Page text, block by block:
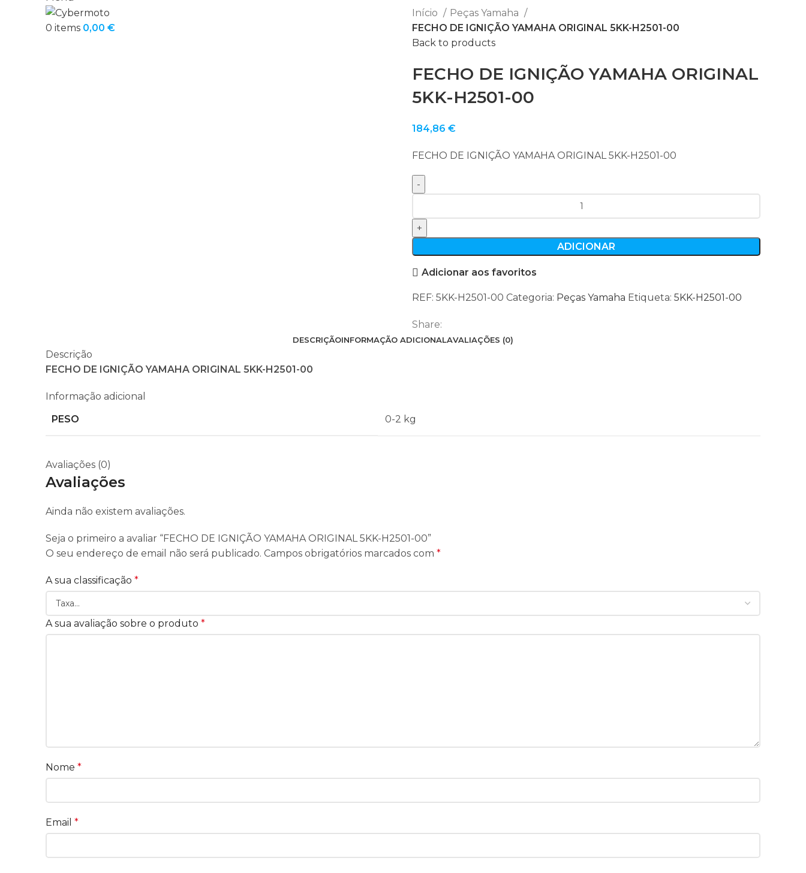
0 items 0,00 €
Início
Peças Yamaha
FECHO DE IGNIÇÃO YAMAHA ORIGINAL 5KK-H2501-00
Back to products
FECHO DE IGNIÇÃO YAMAHA ORIGINAL
5KK-H2501-00
184,86 €
FECHO DE IGNIÇÃO YAMAHA ORIGINAL 5KK-H2501-00
de
FECHO
YAMAHA
H2501-
00
ADICIONAR
Adicionar aos favoritos
REF: 5KK-H2501-00 Categoria: Peças Yamaha Etiqueta: 5KK-H2501-00
Share:
DESCRIÇÃOINFORMAÇÃO ADICIONALAVALIAÇÕES (0)
Descrição
FECHO DE IGNIÇÃO YAMAHA ORIGINAL 5KK-H2501-00
Informação adicional
PESO
0-2 kg
Avaliações (0)
Avaliações
Ainda não existem avaliações.
Seja o primeiro a avaliar “FECHO DE IGNIÇÃO YAMAHA ORIGINAL 5KK-H2501-00”
O seu endereço de email não será publicado. Campos obrigatórios marcados com *
A sua classificação *
A sua avaliação sobre o produto *
Nome *
Email *